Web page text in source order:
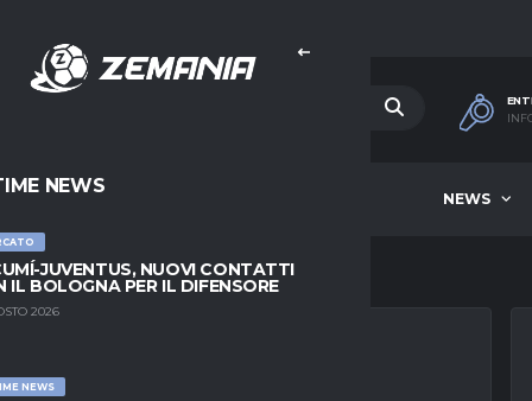
NEWS
NEWS
JUVENTUS, NUOVI CONTATTI
IL BOLOGNA PER IL DIFENSORE
2026
NEWS